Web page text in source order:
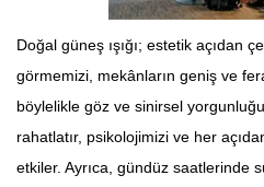
Doğal güneş ışığı; estetik açıdan
görmemizi, mekânların geniş ve
böylelikle göz ve sinirsel
rahatlatır, psikolojimizi ve her
etkiler. Ayrıca, gündüz saatlerinde